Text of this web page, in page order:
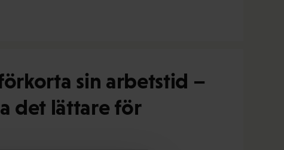
sin arbetstid –
det lättare för